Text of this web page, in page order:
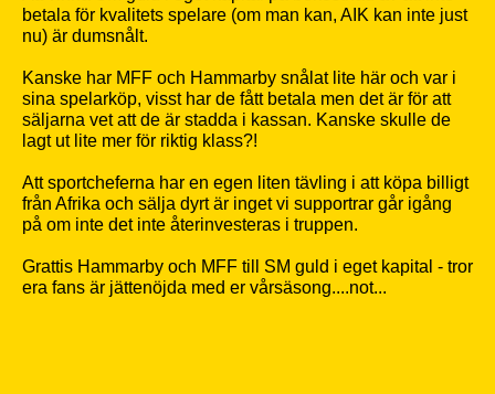
betala för kvalitets spelare (om man kan, AIK kan inte just
nu) är dumsnålt.
Kanske har MFF och Hammarby snålat lite här och var i
sina spelarköp, visst har de fått betala men det är för att
säljarna vet att de är stadda i kassan. Kanske skulle de
lagt ut lite mer för riktig klass?!
Att sportcheferna har en egen liten tävling i att köpa billigt
från Afrika och sälja dyrt är inget vi supportrar går igång
på om inte det inte återinvesteras i truppen.
Grattis Hammarby och MFF till SM guld i eget kapital - tror
era fans är jättenöjda med er vårsäsong....not...